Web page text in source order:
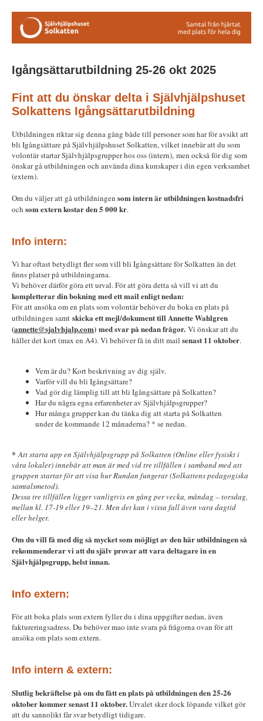
Igångsättarutbildning 25-26 okt 2025
Fint att du önskar delta i Självhjälpshuset
Solkattens Igångsättarutbildning
Utbildningen riktar sig denna gång både till personer som har för avsikt att
bli Igångsättare på Självhjälpshuset Solkatten, vilket innebär att du som
volontär startar Självhjälpsgrupper hos oss (intern), men också för dig som
önskar gå utbildningen och använda dina kunskaper i din egen verksamhet
(extern).
Om du väljer att gå utbildningen som intern är utbildningen kostnadsfri
och som extern kostar den 5 000 kr.
Info intern:
Vi har oftast betydligt fler som vill bli Igångsättare för Solkatten än det
finns platser på utbildningarna.
Vi behöver därför göra ett urval. För att göra detta så vill vi att du
kompletterar din bokning med ett mail enligt nedan:
För att ansöka om en plats som volontär behöver du boka en plats på
utbildningen samt skicka ett mejl/dokument till Annette Wahlgren
(annette@sjalvhjalp.com) med svar på nedan frågor. Vi önskar att du
håller det kort (max en A4). Vi behöver få in ditt mail senast 11 oktober.
Vem är du? Kort beskrivning av dig själv.
Varför vill du bli Igångsättare?
Vad gör dig lämplig till att bli Igångsättare på Solkatten?
Har du några egna erfarenheter av Självhjälpsgrupper?
Hur många grupper kan du tänka dig att starta på Solkatten
under de kommande 12 månaderna? * se nedan.
*Att starta upp en Självhjälpsgrupp på Solkatten (Online eller fysiskt i
våra lokaler) innebär att man är med vid tre tillfällen i samband med att
gruppen startar för att visa hur Rundan fungerar (Solkattens pedagogiska
samtalsmetod).
Dessa tre tillfällen ligger vanligtvis en gång per vecka, måndag – torsdag,
mellan kl. 17-19 eller 19–21. Men det kan i vissa fall även vara dagtid
eller helger.
Om du vill få med dig så mycket som möjligt av den här utbildningen så
rekommenderar vi att du själv provar att vara deltagare in en
Självhjälpsgrupp, helst innan.
Info extern:
För att boka plats som extern fyller du i dina uppgifter nedan, även
faktureringsadress. Du behöver mao inte svara på frågorna ovan för att
ansöka om plats som extern.
Info intern & extern:
Slutlig bekräftelse på om du fått en plats på utbildningen den 25-26
oktober kommer senast 11 oktober.Urvalet sker dock löpande vilket gör
att du sannolikt får svar betydligt tidigare.